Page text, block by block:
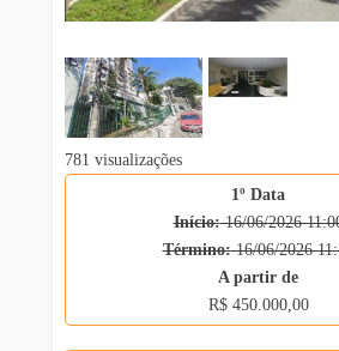
781 visualizações
1º Data
Início:16/06/2026
Término:16/06/2026
A partir de
R$ 450.000,00